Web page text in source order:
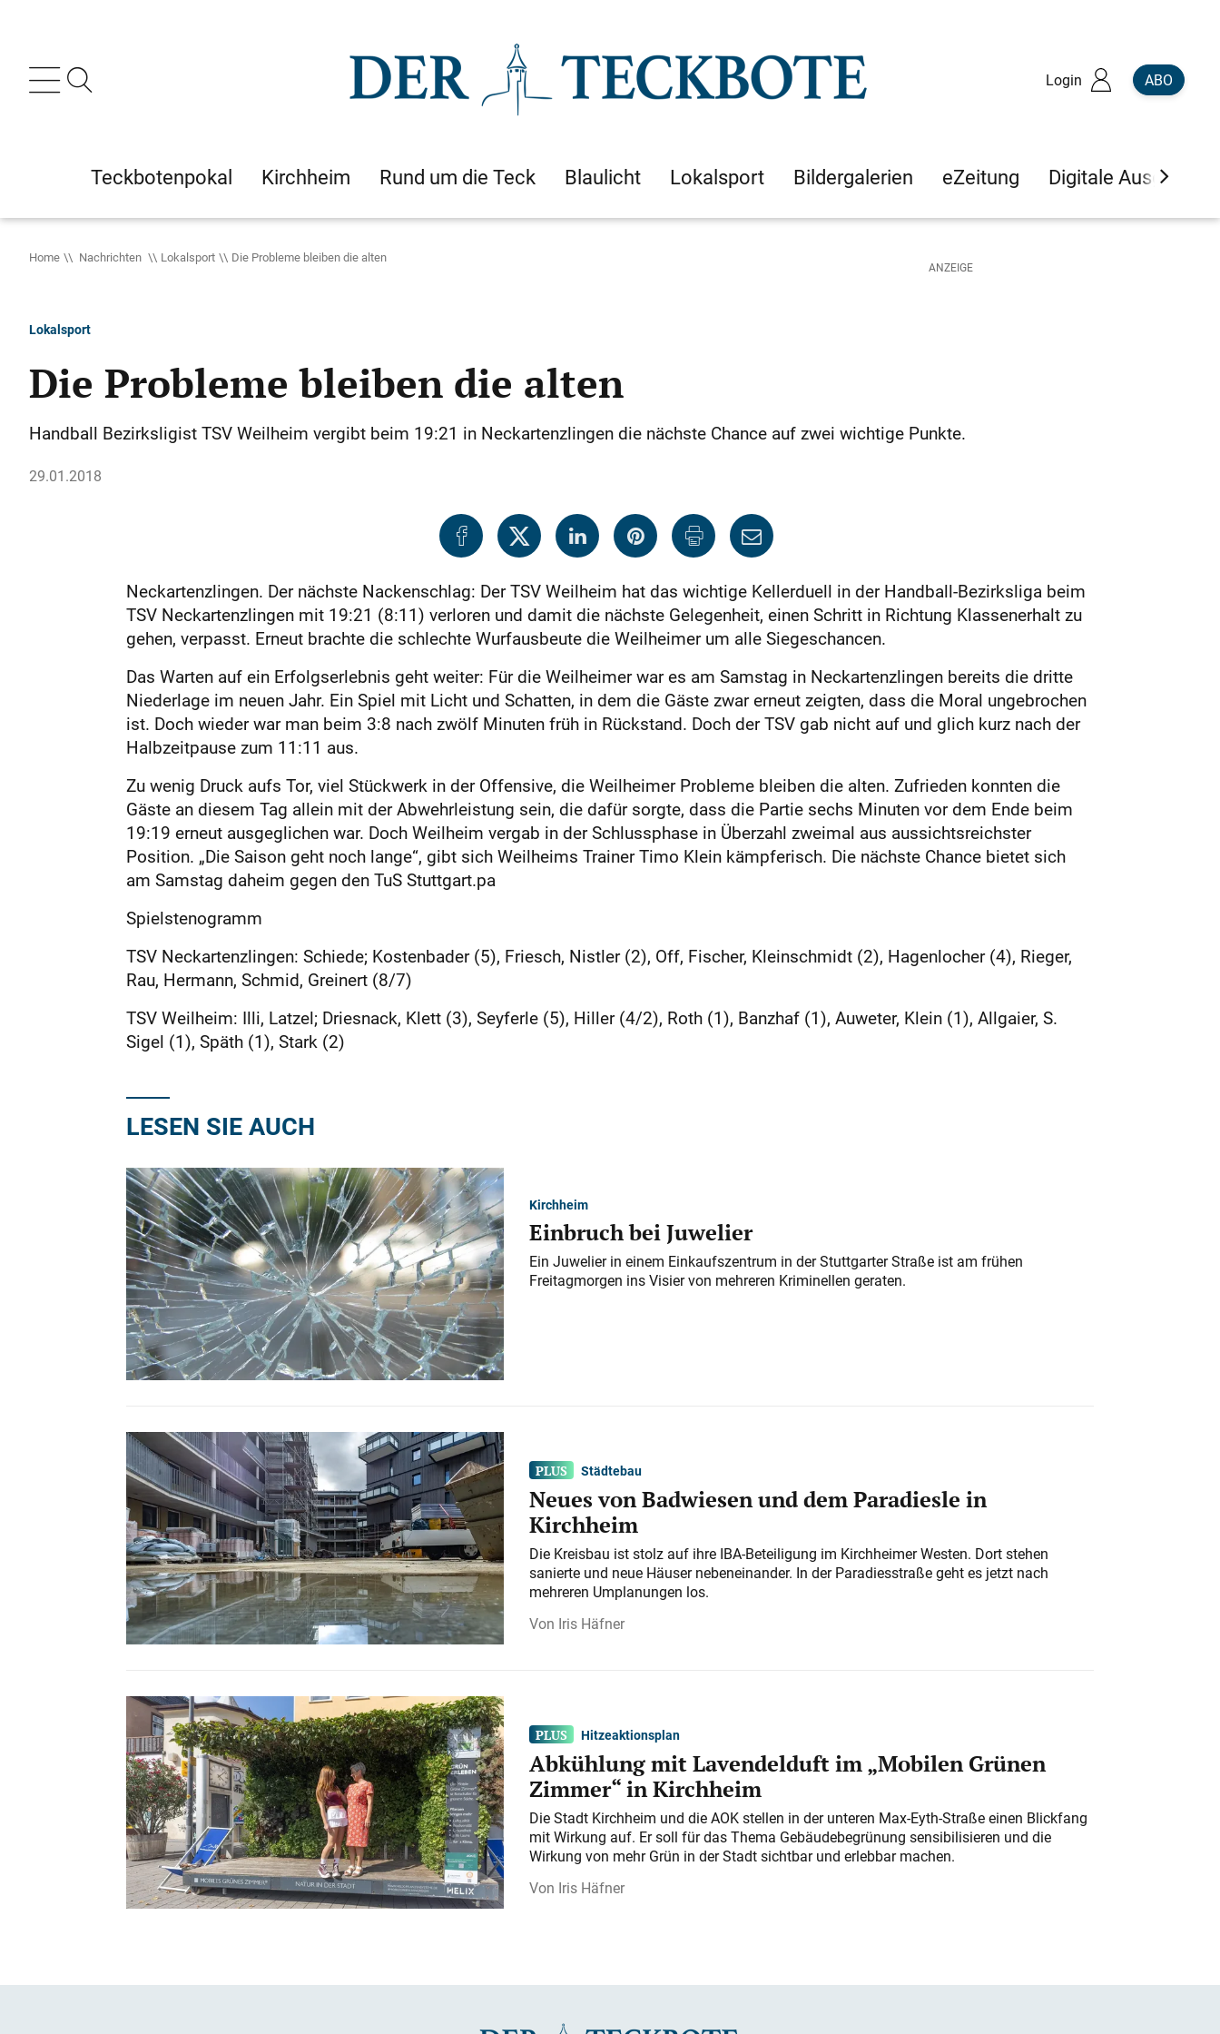
Login ABO
Teckbotenpokal Kirchheim Rund um die Teck Blaulicht Lokalsport Bildergalerien eZeitung Digitale Ausgaben
Home Nachrichten Lokalsport Die Probleme bleiben die alten
Lokalsport
Die Probleme bleiben die alten
Handball Bezirksligist TSV Weilheim vergibt beim 19:21 in Neckartenzlingen die nächste Chance auf zwei wichtige Punkte.
29.01.2018
Neckartenzlingen. Der nächste Nackenschlag: Der TSV Weilheim hat das wichtige Kellerduell in der Handball-Bezirksliga beim
TSV Neckartenzlingen mit 19:21 (8:11) verloren und damit die nächste Gelegenheit, einen Schritt in Richtung Klassenerhalt zu
gehen, verpasst. Erneut brachte die schlechte Wurfausbeute die Weilheimer um alle Siegeschancen.
Das Warten auf ein Erfolgserlebnis geht weiter: Für die Weilheimer war es am Samstag in Neckartenzlingen bereits die dritte
Niederlage im neuen Jahr. Ein Spiel mit Licht und Schatten, in dem die Gäste zwar erneut zeigten, dass die Moral ungebrochen
ist. Doch wieder war man beim 3:8 nach zwölf Minuten früh in Rückstand. Doch der TSV gab nicht auf und glich kurz nach der
Halbzeitpause zum 11:11 aus.
Zu wenig Druck aufs Tor, viel Stückwerk in der Offensive, die Weilheimer Probleme bleiben die alten. Zufrieden konnten die
Gäste an diesem Tag allein mit der Abwehrleistung sein, die dafür sorgte, dass die Partie sechs Minuten vor dem Ende beim
19:19 erneut ausgeglichen war. Doch Weilheim vergab in der Schlussphase in Überzahl zweimal aus aussichtsreichster
Position. „Die Saison geht noch lange“, gibt sich Weilheims Trainer Timo Klein kämpferisch. Die nächste Chance bietet sich
am Samstag daheim gegen den TuS Stuttgart.pa
Spielstenogramm
TSV Neckartenzlingen: Schiede; Kostenbader (5), Friesch, Nistler (2), Off, Fischer, Kleinschmidt (2), Hagenlocher (4), Rieger,
Rau, Hermann, Schmid, Greinert (8/7)
TSV Weilheim: Illi, Latzel; Driesnack, Klett (3), Seyferle (5), Hiller (4/2), Roth (1), Banzhaf (1), Auweter, Klein (1), Allgaier, S.
Sigel (1), Späth (1), Stark (2)
LESEN SIE AUCH
Kirchheim
Einbruch bei Juwelier
Ein Juwelier in einem Einkaufszentrum in der Stuttgarter Straße ist am frühen
Freitagmorgen ins Visier von mehreren Kriminellen geraten.
Städtebau
Neues von Badwiesen und dem Paradiesle in
Kirchheim
Die Kreisbau ist stolz auf ihre IBA-Beteiligung im Kirchheimer Westen. Dort stehen
sanierte und neue Häuser nebeneinander. In der Paradiesstraße geht es jetzt nach
mehreren Umplanungen los.
Iris Häfner
Hitzeaktionsplan
Abkühlung mit Lavendelduft im „Mobilen Grünen
Zimmer“ in Kirchheim
Die Stadt Kirchheim und die AOK stellen in der unteren Max-Eyth-Straße einen Blickfang
mit Wirkung auf. Er soll für das Thema Gebäudebegrünung sensibilisieren und die
Wirkung von mehr Grün in der Stadt sichtbar und erlebbar machen.
Iris Häfner